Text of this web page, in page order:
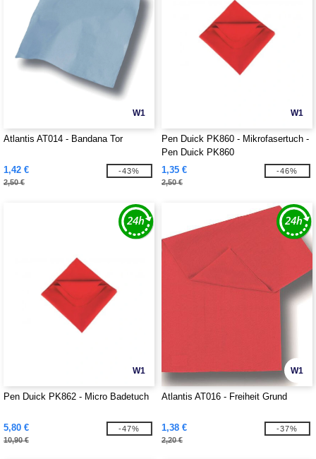
W1
Atlantis AT014 - Bandana Tor
1,42 €
2,50 €
-43%
W1
Pen Duick PK860 - Mikrofasertuch -
Pen Duick PK860
1,35 €
2,50 €
-46%
W1
Pen Duick PK862 - Micro Badetuch
5,80 €
10,90 €
-47%
W1
Atlantis AT016 - Freiheit Grund
1,38 €
2,20 €
-37%